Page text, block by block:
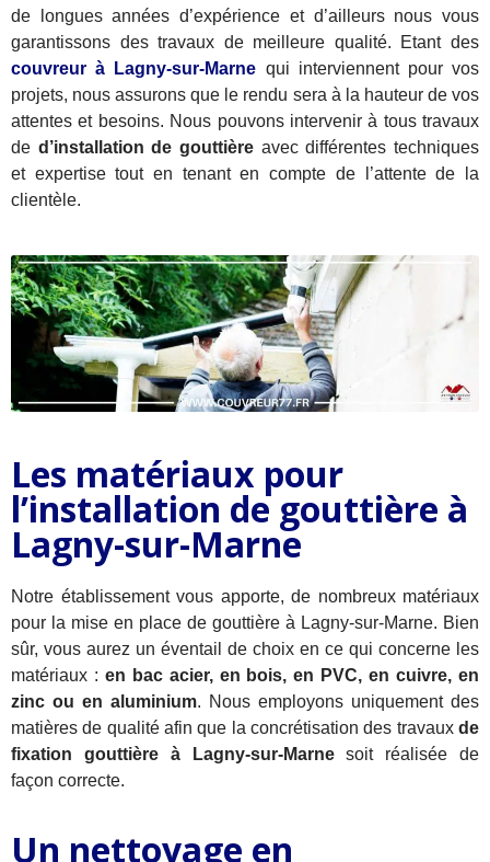
de longues années d’expérience et d’ailleurs nous vous
garantissons des travaux de meilleure qualité. Etant des
couvreur à Lagny-sur-Marne qui interviennent pour vos
projets, nous assurons que le rendu sera à la hauteur de vos
attentes et besoins. Nous pouvons intervenir à tous travaux
de d’installation de gouttière avec différentes techniques
et expertise tout en tenant en compte de l’attente de la
clientèle.
Les matériaux pour
l’installation de gouttière à
Lagny-sur-Marne
Notre établissement vous apporte, de nombreux matériaux
pour la mise en place de gouttière à Lagny-sur-Marne. Bien
sûr, vous aurez un éventail de choix en ce qui concerne les
matériaux : en bac acier, en bois, en PVC, en cuivre, en
zinc ou en aluminium. Nous employons uniquement des
matières de qualité afin que la concrétisation des travauxde
fixation gouttière à Lagny-sur-Marnesoit réalisée de
façon correcte.
Un nettoyage en